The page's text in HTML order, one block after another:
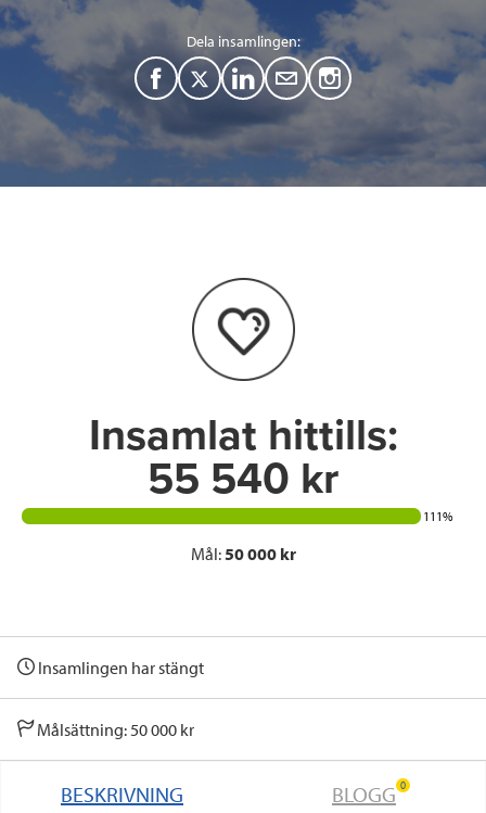
Dela insamlingen:
F
T
e
L
i
I
n
M
a
i
Insamlat hittills:
55 540 kr
111%
Mål:50 000 kr
Insamlingen har stängt
Målsättning: 50 000 kr
BESKRIVNING BLOGG 0